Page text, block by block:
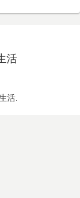
活
活.